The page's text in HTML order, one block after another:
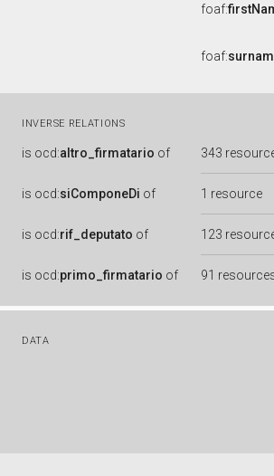
foaf:
foaf:
INVERSE RELATIONS
is ocd:altro_firmatario of 343
is ocd:siComponeDi of 1 resource
is ocd:rif_deputato of 123
is ocd:primo_firmatario of 91
DATA